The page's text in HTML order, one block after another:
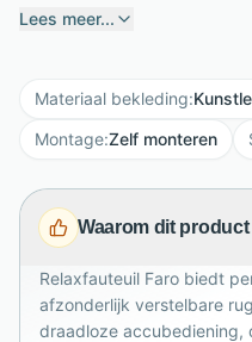
zwarte stervoet. De
verstelbaar zijn. Dankzij
gemakkelijk jouw ideale
kamer loopt. Faro is
stellen met
eigentijdse relaxstoel
leesmomenten en
Lees meer...
Materiaal bekleding:
Montage:Zelf monteren
Waarom dit
Relaxfauteuil Faro biedt
afzonderlijk verstelbare
draadloze accubediening,